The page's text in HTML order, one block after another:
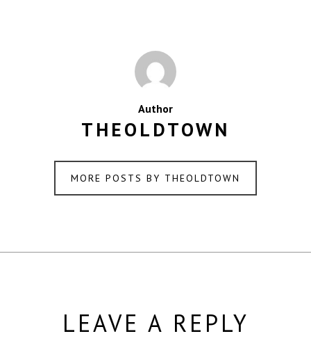
Author
THEOLDTOWN
MORE POSTS BY THEOLDTOWN
LEAVE A REPLY